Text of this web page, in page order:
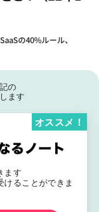
の40%ルール、
の
ます
ます
ることができま
オススメ！